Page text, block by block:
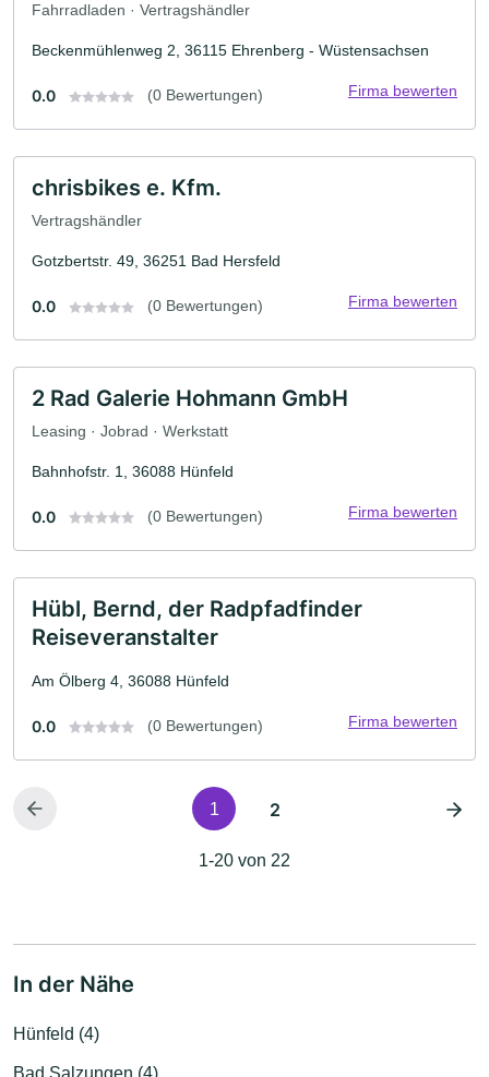
Fahrradladen · Vertragshändler
Beckenmühlenweg 2, 36115 Ehrenberg - Wüstensachsen
0.0 (0 Bewertungen) Firma bewerten
chrisbikes e. Kfm.
Vertragshändler
Gotzbertstr. 49, 36251 Bad Hersfeld
0.0 (0 Bewertungen) Firma bewerten
2 Rad Galerie Hohmann GmbH
Leasing · Jobrad · Werkstatt
Bahnhofstr. 1, 36088 Hünfeld
0.0 (0 Bewertungen) Firma bewerten
Hübl, Bernd, der Radpfadfinder
Reiseveranstalter
Am Ölberg 4, 36088 Hünfeld
0.0 (0 Bewertungen) Firma bewerten
1 2
1-20 von 22
In der Nähe
Hünfeld (4)
Bad Salzungen (4)